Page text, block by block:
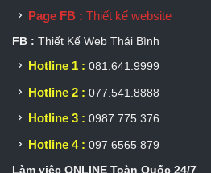
Page FB : Thiết kế website
FB : Thiết Kế Web Thái Bình
Hotline 1 : 081.641.9999
Hotline 2 : 077.541.8888
Hotline 3 : 0987 775 376
Hotline 4 : 097 6565 879
Làm việc ONLINE Toàn Quốc 24/7